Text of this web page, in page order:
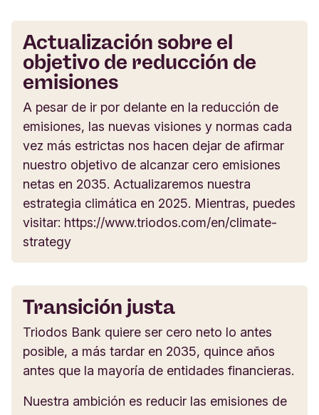
Actualización sobre el
objetivo de reducción de
emisiones
A pesar de ir por delante en la reducción de
emisiones, las nuevas visiones y normas cada
vez más estrictas nos hacen dejar de afirmar
nuestro objetivo de alcanzar cero emisiones
netas en 2035. Actualizaremos nuestra
estrategia climática en 2025. Mientras, puedes
visitar: https://www.triodos.com/en/climate-
strategy
Transición justa
Triodos Bank quiere ser cero neto lo antes
posible, a más tardar en 2035, quince años
antes que la mayoría de entidades financieras.
Nuestra ambición es reducir las emisiones de